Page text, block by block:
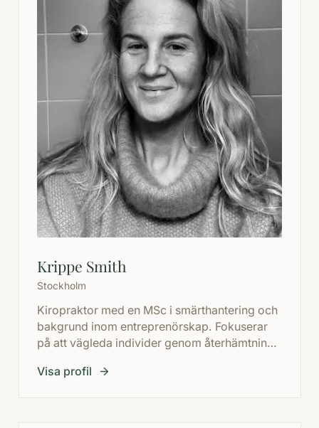
Krippe Smith
Stockholm
Kiropraktor med en MSc i smärthantering och
bakgrund inom entreprenörskap. Fokuserar
på att vägleda individer genom återhämtning
sätt.
Visa profil